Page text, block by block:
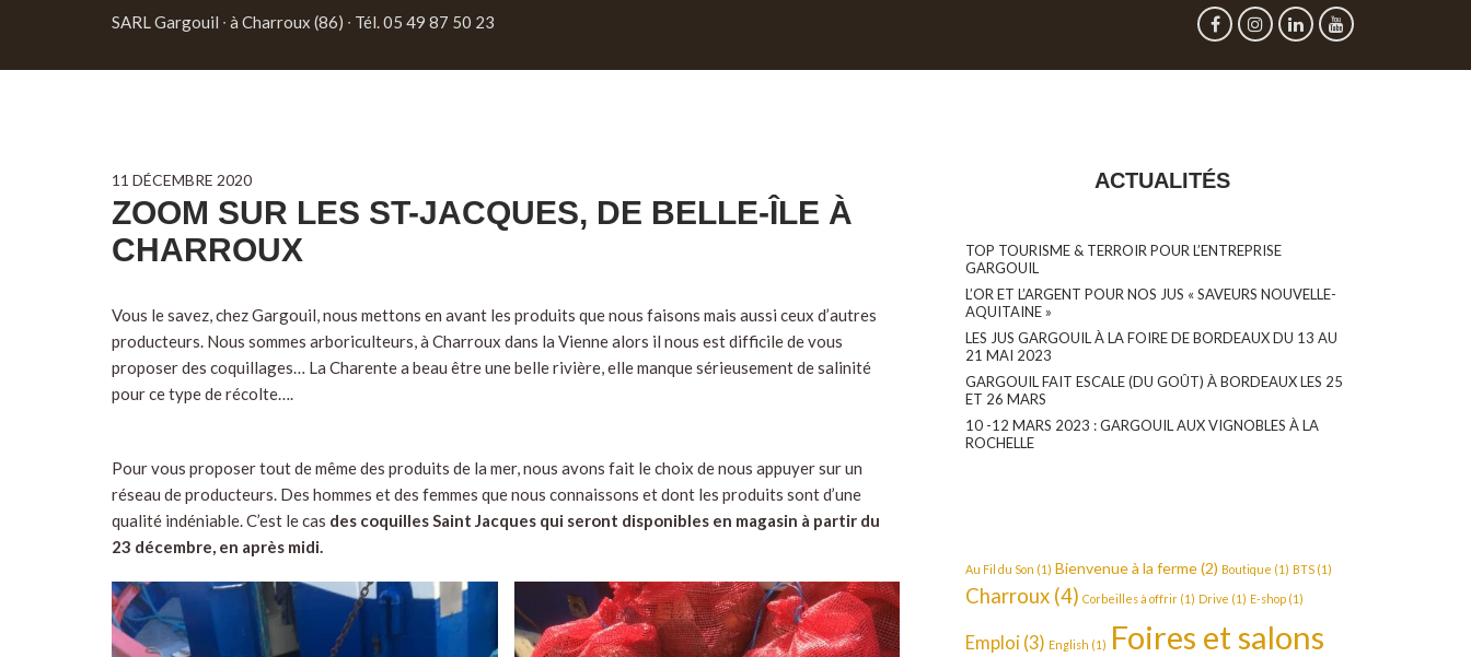
SARL Gargouil ∙ à Charroux (86) ∙ Tél. 05 49 87 50 23
11 DÉCEMBRE 2020
ZOOM SUR LES ST-JACQUES, DE BELLE-ÎLE À
CHARROUX
Vous le savez, chez Gargouil, nous mettons en avant les produits que nous faisons mais aussi ceux d’autres
producteurs. Nous sommes arboriculteurs, à Charroux dans la Vienne alors il nous est difficile de vous
proposer des coquillages… La Charente a beau être une belle rivière, elle manque sérieusement de salinité
pour ce type de récolte….
Pour vous proposer tout de même des produits de la mer, nous avons fait le choix de nous appuyer sur un
réseau de producteurs. Des hommes et des femmes que nous connaissons et dont les produits sont d’une
qualité indéniable. C’est le cas des coquilles Saint Jacques qui seront disponibles en magasin à partir du
23 décembre, en après midi.
ACTUALITÉS
TOP TOURISME & TERROIR POUR L’ENTREPRISE
GARGOUIL
L’OR ET L’ARGENT POUR NOS JUS « SAVEURS NOUVELLE-
AQUITAINE »
LES JUS GARGOUIL À LA FOIRE DE BORDEAUX DU 13 AU
21 MAI 2023
GARGOUIL FAIT ESCALE (DU GOÛT) À BORDEAUX LES 25
ET 26 MARS
10 -12 MARS 2023 : GARGOUIL AUX VIGNOBLES À LA
ROCHELLE
Au Fil du Son (1) Bienvenue à la ferme(2) Boutique (1) BTS (1)
Charroux (4) Corbeilles à offrir (1) Drive (1) E-shop (1)
Emploi (3) English (1) Foires et salons